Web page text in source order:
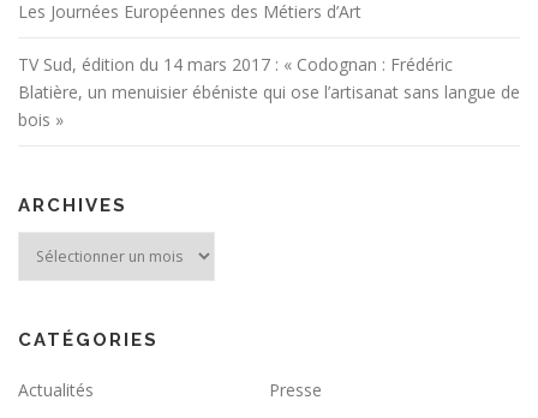
Les Journées Européennes des Métiers d’Art
TV Sud, édition du 14 mars 2017 : « Codognan : Frédéric
Blatière, un menuisier ébéniste qui ose l’artisanat sans langue de
bois »
ARCHIVES
CATÉGORIES
Actualités
Presse